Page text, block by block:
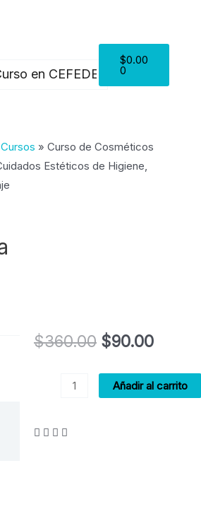
$0.00
0
Cart
» Curso de Cosméticos
Estéticos de Higiene,
$360.00 El
precio
original
$90.00El
precio
actual
y
Añadir al carrito